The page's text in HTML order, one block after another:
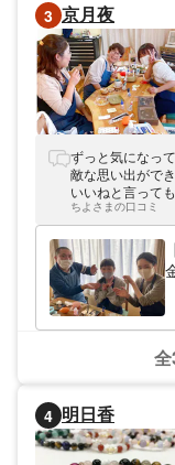
3 京月夜
ずっと気になっ
敵な思い出がで
いいねと言って
りますw 教室に
癒されました。
ちよさまの口コミ
4 明日香